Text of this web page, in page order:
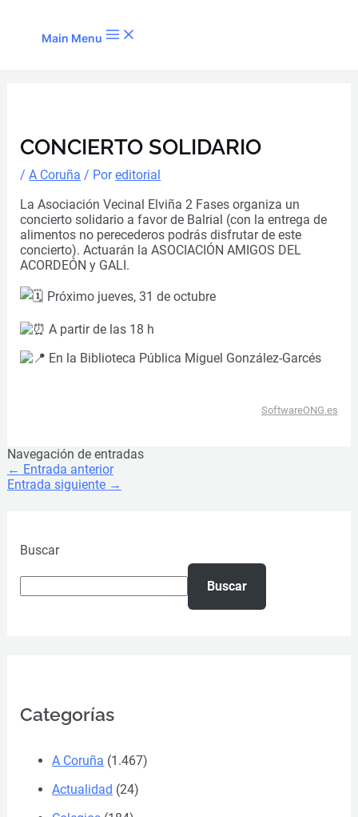
Main Menu
CONCIERTO SOLIDARIO
/A Coruña / Poreditorial
La Asociación Vecinal Elviña 2 Fases organiza un
concierto solidario a favor de Balrial (con la entrega de
alimentos no perecederos podrás disfrutar de este
concierto). Actuarán la ASOCIACIÓN AMIGOS DEL
ACORDEÓN y GALI.
Próximo jueves, 31 de octubre
A partir de las 18 h
En la Biblioteca Pública Miguel González-Garcés
SoftwareONG.es
Navegación de entradas
← Entrada anterior
Entrada siguiente →
Buscar
Buscar
Categorías
A Coruña (1.467)
Actualidad (24)